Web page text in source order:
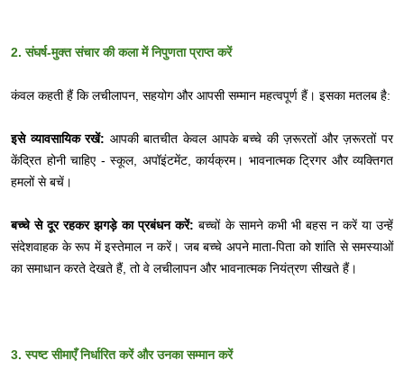
2. संघर्ष-मुक्त संचार की कला में निपुणता प्राप्त करें
कंवल कहती हैं कि लचीलापन, सहयोग और आपसी सम्मान महत्वपूर्ण हैं। इसका मतलब है:
इसे व्यावसायिक रखें: आपकी बातचीत केवल आपके बच्चे की ज़रूरतों और ज़रूरतों पर
केंद्रित होनी चाहिए - स्कूल, अपॉइंटमेंट, कार्यक्रम। भावनात्मक ट्रिगर और व्यक्तिगत
हमलों से बचें।
बच्चे से दूर रहकर झगड़े का प्रबंधन करें:बच्चों के सामने कभी भी बहस न करें या उन्हें
संदेशवाहक के रूप में इस्तेमाल न करें। जब बच्चे अपने माता-पिता को शांति से समस्याओं
का समाधान करते देखते हैं, तो वे लचीलापन और भावनात्मक नियंत्रण सीखते हैं।
3. स्पष्ट सीमाएँ निर्धारित करें और उनका सम्मान करें